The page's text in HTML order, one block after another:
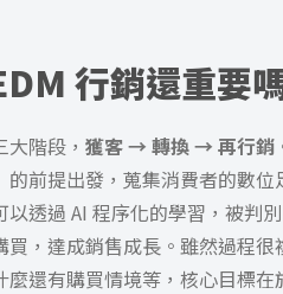
行銷還重要
階段， 獲客 → 轉換 → 再行銷
的前提出發，蒐集消費者的數
透過 AI 程序化的學習，被判
，達成銷售成長。雖然過程
還有購買情境等，核心目標在